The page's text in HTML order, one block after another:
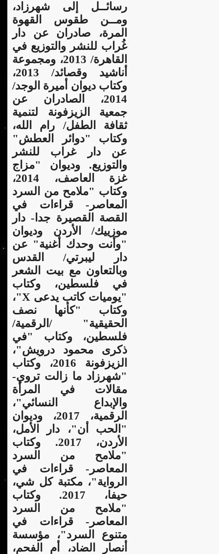
رسائــل إلى شهرزاد،
ومــن طقوس القهوة
المرة، صادران عن دار
غُراب للنشر والتوزيع في
القاهرة/ 2013، ومجموعة
أناشيد وقصائد/ 2013،
وكتاب ديوان أميرة الوجد/
2014، الصادران عن
جمعية الزيزفونة لتنمية
ثقافة الطفل/ رام الله،
وكتاب "دوائر العطش"
عن دار غراب للنشر
والتوزيع. وديوان "مزاج
غزة العاصف، 2014،
وكتاب "ملامح من السرد
المعاصر- قراءات في
القصة القصيرة جدا- دار
موزييك/ الأردن وديوان
"وأنت وحدك أغنية" عن
دار ليبرتي/ القدس
وبالتعاون مع بيت الشعر
في فلسطين، وكتاب
"يوميات كاتب يدعى X"،
وكتاب "كأنها نصف
الحقيقية" /الرقمية/
فلسطين، وكتاب "في
ذكرى محمود درويش"،
الزيزفونة 2016، وكتاب
"شهرزاد ما زالت تروي-
مقالات في المرأة
والإبداع النسائي"،
الرقمية، 2017، وديوان
"الحب أن"، دار الأمل،
الأردن، 2017. وكتاب
"ملامح من السرد
المعاصر- قراءات في
الرواية"، مكتبة كل شي،
حيفا، 2017. وكتاب
"ملامح من السرد
المعاصر- قراءات في
متنوع السرد"، مؤسسة
أنصار الضاد، أم الفحم،